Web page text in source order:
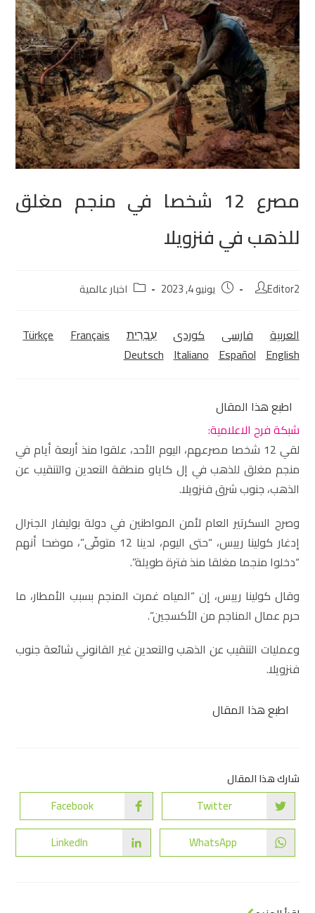
مصرع 12 شخصا في منجم مغلق
للذهب في فنزويلا
Editor2 يونيو 4, 2023 اخبار عالمية
العربية فارسی كوردی‎ עִבְרִית Türkçe
Français
Deutsch Italiano Español English
اطبع هذا المقال
شبكة فرح الاعلامية:
لقي 12 شخصا مصرعهم، اليوم الأحد، علقوا منذ أربعة أيام في
منجم مغلق للذهب في إل كاياو منطقة التعدين والتنقيب عن
الذهب، جنوب شرق فنزويلا.
وصرح السكرتير العام لأمن المواطنين في دولة بوليفار الجنرال
إدغار كولينا رييس، “حتى اليوم، لدينا 12 متوفّى”، موضحا أنهم
“دخلوا منجما مغلقا منذ فترة طويلة”.
وقال كولينا رييس، إن “المياه غمرت المنجم بسبب الأمطار، ما
حرم عمال المناجم من الأكسجين”.
وعمليات التنقيب عن الذهب والتعدين غير القانوني شائعة جنوب
فنزويلا.
اطبع هذا المقال
شارك هذا المقال
Twitter
Facebook
WhatsApp
LinkedIn